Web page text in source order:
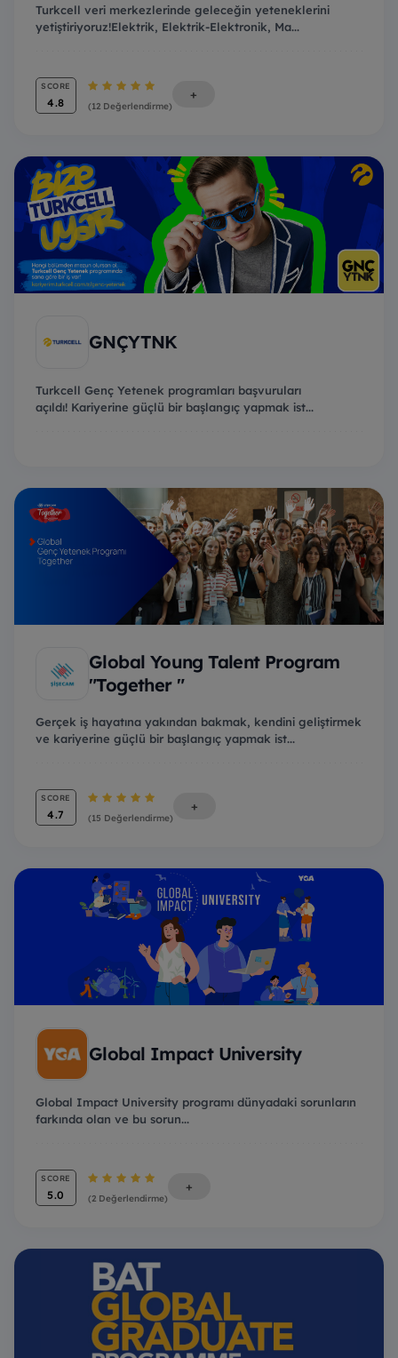
Turkcell veri merkezlerinde geleceğin yeteneklerini
yetiştiriyoruz!Elektrik, Elektrik-Elektronik, Ma...
SCORE
4.8 (12 Değerlendirme)
+
GNÇYTNK
Turkcell Genç Yetenek programları başvuruları
açıldı! Kariyerine güçlü bir başlangıç yapmak ist...
Global Young Talent Program
"Together "
Gerçek iş hayatına yakından bakmak, kendini geliştirmek
ve kariyerine güçlü bir başlangıç yapmak ist...
SCORE
4.7 (15 Değerlendirme)
+
Global Impact University
Global Impact University programı dünyadaki sorunların
farkında olan ve bu sorun...
SCORE
5.0 (2 Değerlendirme)
+